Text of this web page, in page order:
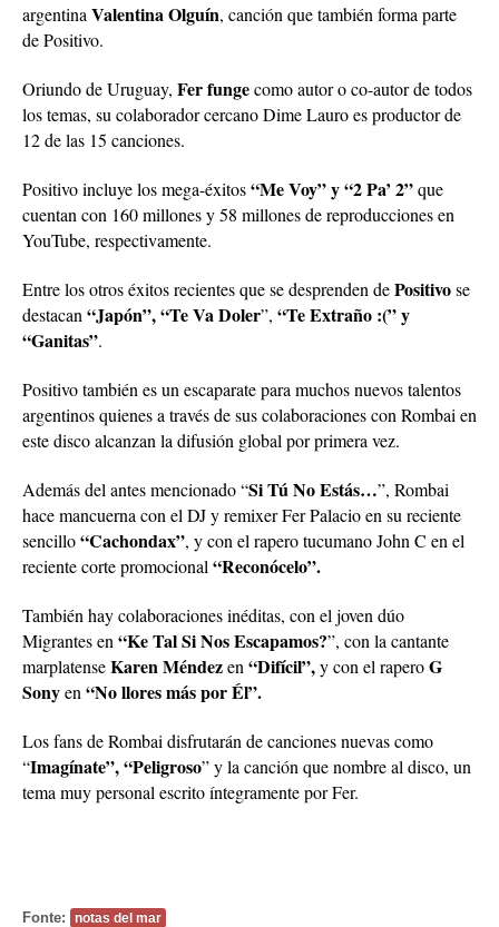
argentina Valentina Olguín, canción que también forma parte
de Positivo.
Oriundo de Uruguay, Fer fungecomo autor o co-autor de todos
los temas, su colaborador cercano Dime Lauro es productor de
12 de las 15 canciones.
Positivo incluye los mega-éxitos“Me Voy” y “2 Pa’ 2”que
cuentan con 160 millones y 58 millones de reproducciones en
YouTube, respectivamente.
Entre los otros éxitos recientes que se desprenden dePositivose
destacan “Japón”, “Te Va Doler”, “Te Extraño :(” y
“Ganitas”.
Positivo también es un escaparate para muchos nuevos talentos
argentinos quienes a través de sus colaboraciones con Rombai en
este disco alcanzan la difusión global por primera vez.
Además del antes mencionado “Si Tú No Estás…”, Rombai
hace mancuerna con el DJ y remixer Fer Palacio en su reciente
sencillo“Cachondax”, y con el rapero tucumano John C en el
reciente corte promocional “Reconócelo”.
También hay colaboraciones inéditas, con el joven dúo
Migrantes en “Ke Tal Si Nos Escapamos?”, con la cantante
marplatenseKaren Méndezen “Difícil”,y con el raperoG
Sonyen “No llores más por Él”.
Los fans de Rombai disfrutarán de canciones nuevas como
“Imagínate”, “Peligroso” y la canción que nombre al disco, un
tema muy personal escrito íntegramente por Fer.
Fonte: notas del mar